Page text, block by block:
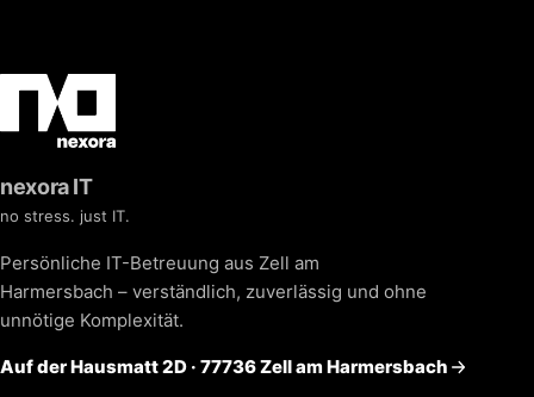
nexora IT
no stress. just IT.
Persönliche IT-Betreuung aus Zell am
Harmersbach – verständlich, zuverlässig und ohne
unnötige Komplexität.
Auf der Hausmatt 2D · 77736 Zell am Harmersbach